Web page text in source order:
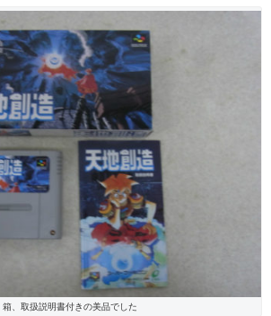
箱、取扱説明書付きの美品でした